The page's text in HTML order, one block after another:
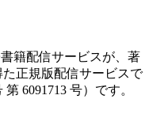
籍配信サービスが、著
正規版配信サービスで
6091713 号）です。